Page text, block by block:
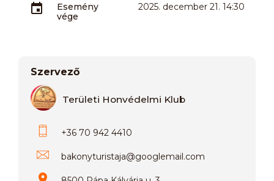
Esemény
vége
2025. december 21. 14:30
Szervező
Területi Honvédelmi Klub
+36 70 942 4410
bakonyturistaja@googlemail.com